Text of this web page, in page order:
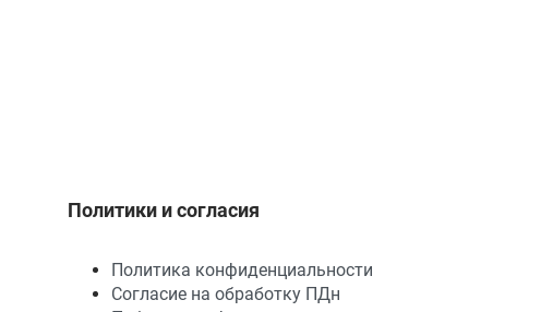
Политики и согласия
Политика конфиденциальности
Согласие на обработку ПДн